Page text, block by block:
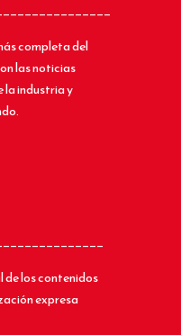
completa del
las noticias
la industria y
los contenidos
expresa